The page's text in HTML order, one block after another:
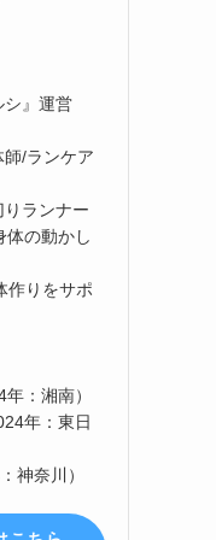
シ』運営
/ランケア
ランナー
体の動かし
作りをサポ
：湘南）
年：東日
神奈川）